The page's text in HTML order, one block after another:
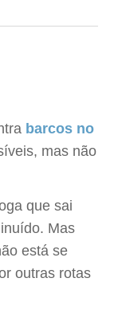
barcos no
mas não
que sai
Mas
está se
outras rotas